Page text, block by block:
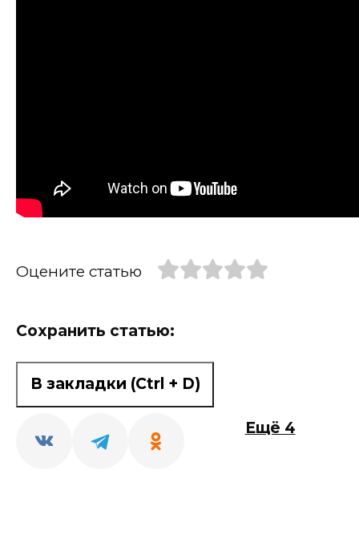
Оцените статью
Сохранить статью:
В закладки (Ctrl + D)
Ещё 4